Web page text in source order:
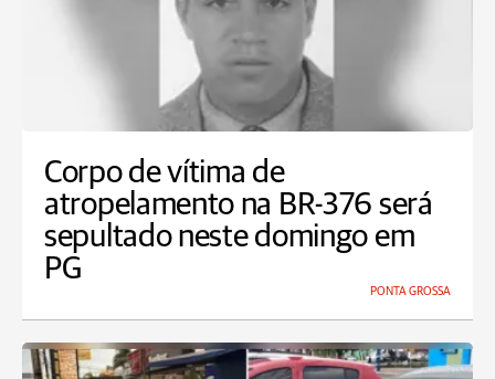
Corpo de vítima de
atropelamento na BR-376 será
sepultado neste domingo em
PG
PONTA GROSSA